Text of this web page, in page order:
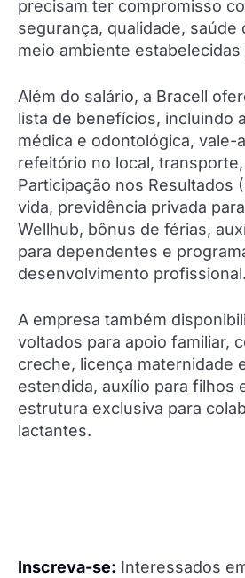
precisam ter compromisso
segurança, qualidade, saúde
meio ambiente
Além do salário, a Bracell
lista de benefícios, incluindo
médica e odontológica, vale-
refeitório no local,
Participação nos Resultados
vida, previdência privada
Wellhub, bônus de férias,
para dependentes e
desenvolvimento profissional.
A empresa também
voltados para apoio familiar,
creche, licença maternidade
estendida, auxílio para filhos
estrutura exclusiva para
lactantes.
Inscreva-se: Interessados